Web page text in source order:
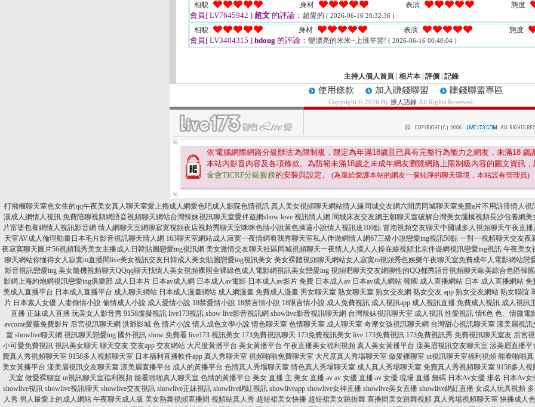
相貌 身材 表演 態度
會員[ LV7645942 ] 超文 的評論： 超愛的 ( 2026-06-16 20:32:36 )
相貌 身材 表演 態度
會員[ LV3404315 ] hdoug 的評論： 變漂亮的米米~上班辛苦! ( 2026-06-16 00:40:04 )
主持人個人首頁 相片本 評價 記錄
使用條款 加入賺錢聯盟 賺錢聯盟專區
Copyright © 2026 By 撩人語錄All Rights Reserved.
依'電腦網際網路分級辦法'為限制級，限定為年滿18歲且已具有完整行為能力之網友，未滿18 歲
本站內影音內容及各項條款。為防範未滿18歲之未成年網友瀏覽網路上限制級內容的圖文資訊
金會TICRF分級服務的安裝與設定。 (為還給愛護本站的網友一個純淨的聊天環境，本站設有管理員)
打飛機聊天室色女生的qq午夜美女真人聊天室愛上擼成人網愛色吧成人影院色情視訊 真人美女視頻聊天網站情人緣同城交友網六間房同城聊天室免費a片不用註冊情人
漢成人網情人視訊 免費陪聊視頻網語音視頻聊天網站台灣辣妹視訊聊天室愛伴遊網show love 視訊情人網 同城床友交友網王朝聊天室破解台灣美女腿模視頻長沙包養網
片富婆包養網情人視訊影音網 情人網聊天室網聊寂寞視頻夜店視頻秀聊天室咪咪色情小說黃色操逼小說情人視訊送100點 冒泡視頻交友聊天中國城多人視頻聊天午夜直
天室AV成人倫理動畫日本毛片影音視訊聊天情人網 163聊天室網站成人寂寞一夜情網看我秀聊天室私人伴遊網情人網67三級小說戀愛ing視訊50點 一對一視頻聊天交友
夜寂寞聊天圖片56視頻我秀美女主播成人日韓貼圖戀愛ing視訊網 美女激情交友聊天社區同城視頻聊天一夜情人人摸人人操在線視頻北京伴遊網視訊戀愛ing視訊 午夜美
聊天網站你懂得女人寂寞m直播間live美女視訊交友日韓成人美女貼圖戀愛ing視訊美女 美女裸體視頻聊天網站女人寂寞m視頻秀色娛樂午夜聊天室免費成年人電影網站
影音視訊戀愛ing 美女隨機視頻聊天QQqq聊天找情人美女視頻裸照全裸綠色成人電影網視訊美女戀愛ing 視頻吧聊天交友網聊性的QQ都秀語音視頻聊天歐美綜合色區
影網上海約炮網視訊戀愛ing俱樂部 成人日本片 日本av成人網 日本成人av電影 日本成人av影片 免費 日本成人av 日本av成人網站 韓國 成人直播網站 日本 成人直播網站 免
美成人直播平台 日本成人直播平台 成人聊天網站 日本成人漫畫網站 成人網漫畫 免費成人漫畫 男女聊天室 熟女聊天室 熟女交友網 熟女交友 app 熟女交友網站 熟女聯誼
片 日本素人女優 人妻偷情小說 偷情成人小說 成人愛情小說 18禁愛情小說 18禁言情小說 18限言情小說 成人免費視訊 成人視訊app 成人視訊直播 免費成人視訊 成人視訊
直播 正妹成人直播 玩美女人影音秀 9158虛擬視訊 live173視訊 show live影音視訊網 showlive影音視訊聊天網 台灣辣妹視訊聊天室 成人視訊 性愛視訊 情€色 色、情微電
avcome愛薇免費影片 后宮視訊聊天網 洪爺影城 色 情片小說 情人成色文學小說 情色聊天室 色情聊天室 成人聊天室 奇摩女孩視訊聊天網 台灣甜心視訊聊天室 漾美眉視訊
室 showlive聊天網 視訊聊天戀愛ing 國外視訊 show 免費看 live173 視訊美女 173免費視訊聊天 173免費視訊美女 live 173免費視訊 173免費視訊秀 免費視訊聊天室友 后宮
小可愛免費視訊 視訊美女聊天 聊天交友 交友app 交友網站 大尺度黃播平台 美女黃播平台 午夜直播美女福利視頻 真人美女黃播平台 漾美眉視訊交友聊天室 漾美眉直播平
費真人秀視頻聊天室 9158多人視頻聊天室 日本福利直播軟件app 真人秀聊天室 視頻啪啪免費聊天室 大尺度真人秀場聊天室 做愛裸聊室 ut視訊聊天室福利視頻 能看啪啪
美女黃播平台 漾美眉視訊交友聊天室 漾美眉直播平台 成人的黃播平台 色情真人秀場聊天室 情色真人秀場聊天室 成人真人秀場聊天室 免費真人秀視頻聊天室 9158多人視
天室 做愛裸聊室 ut視訊聊天室福利視頻 能看啪啪真人聊天室 色情的黃播平台 美女 直播 主 美女 直播 av av 女優 直播 av 女優 現場 直播 無碼 日本Av女優 排名 日本Av女
showlive視訊 showlive視訊聊天 showlive交友視訊 showlive正妹視訊 showlive網紅視訊 showliveapp showlive女神直播 showlive美女直播 showlive網紅直播 女成人玩具視頻
人秀 男人最愛上的成人網站 午夜聊天成人版 美女熱舞視頻直播間 視頻站真人秀 超短裙美女快播 超短裙美女跳街舞 直播間美女跳舞視頻 真人秀場視頻聊天室 快播成人